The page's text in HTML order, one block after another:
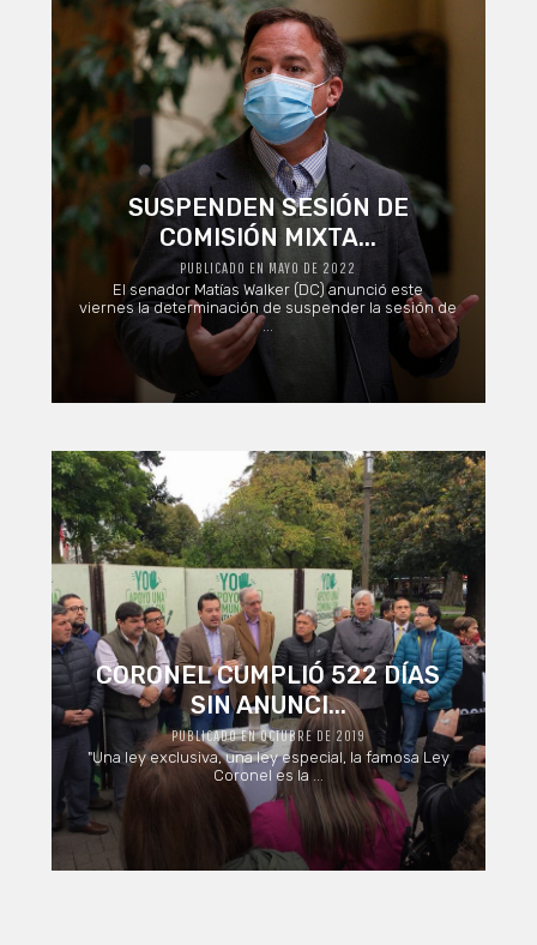
SUSPENDEN SESIÓN DE
COMISIÓN MIXTA...
PUBLICADO EN MAYO DE 2022
El senador Matías Walker (DC) anunció este
viernes la determinación de suspender la sesión de
...
CORONEL CUMPLIÓ 522 DÍAS
SIN ANUNCI...
PUBLICADO EN OCTUBRE DE 2019
"Una ley exclusiva, una ley especial, la famosa Ley
Coronel es la ...